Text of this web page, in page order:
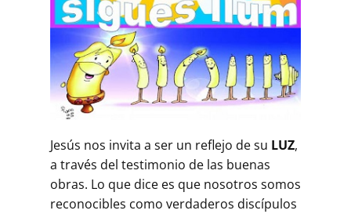
Jesús nos invita a ser un reflejo de su LUZ,
a través del testimonio de las buenas
obras. Lo que dice es que nosotros somos
reconocibles como verdaderos discípulos